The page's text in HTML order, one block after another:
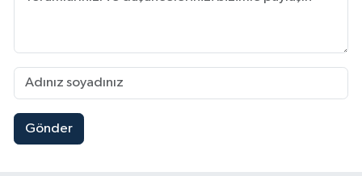
Gönder